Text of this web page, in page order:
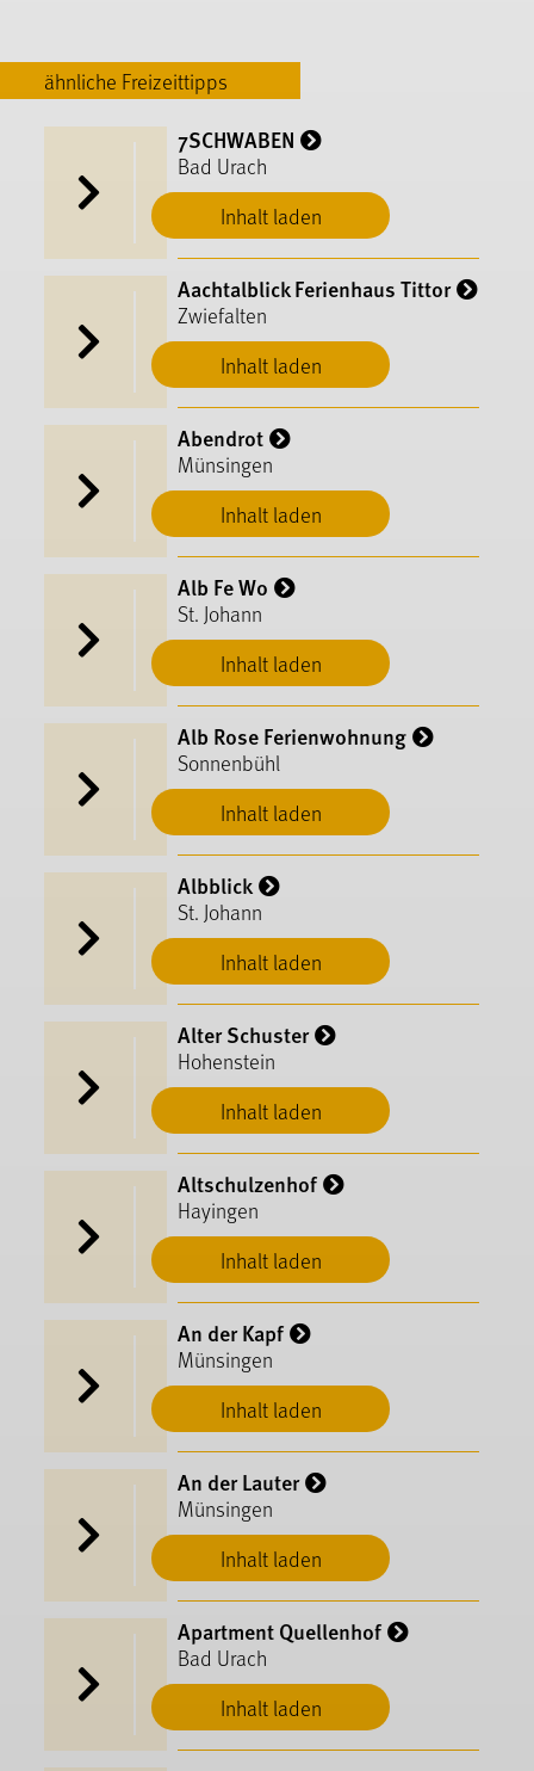
ähnliche Freizeittipps
Inhalt laden
7SCHWABEN
Bad Urach
Inhalt laden
Aachtalblick Ferienhaus Tittor
Zwiefalten
Inhalt laden
Abendrot
Münsingen
Inhalt laden
Alb Fe Wo
St. Johann
Inhalt laden
Alb Rose Ferienwohnung
Sonnenbühl
Inhalt laden
Albblick
St. Johann
Inhalt laden
Alter Schuster
Hohenstein
Inhalt laden
Altschulzenhof
Hayingen
Inhalt laden
An der Kapf
Münsingen
Inhalt laden
An der Lauter
Münsingen
Inhalt laden
Apartment Quellenhof
Bad Urach